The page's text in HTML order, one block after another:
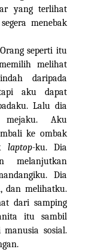
yang terlihat
menebak
seperti itu
melihat
daripada
aku dapat
Lalu dia
Aku
ke ombak
laptop-ku. Dia
melanjutkan
Dia
dan melihatku.
dari samping
itu sambil
sosial.